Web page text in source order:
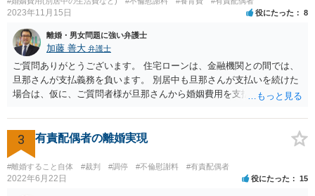
2023年11月15日 役にたった 8
離婚・男女問題に強い弁護士
加藤 善大 弁護士
ご質問ありがとうございます。 住宅ローンは、金融機関との間では、
旦那さんが支払義務を負います。 別居中も旦那さんが支払いを続けた
場合は、仮に、ご質問者様が旦那さんから婚姻費用を支払ってもらう
部の額を引いた額が婚姻費用として支払われることになることが多い
です。 また、離婚をする際の財産分与において考慮されることもあり
ます。 他方、旦那さんが住宅ローンを支払わなくなってしまう場合が
あります。 その場合に、ご質問者様が、その後もご自宅に住み続けた
い場合は、実質的にご質問者様が住宅ローンをお支払になる必要が出
3 有責配偶者の離婚実現
#離婚すること自体 #裁判 #調停 #不倫慰謝料 #有責配偶者
2022年6月22日 役にたった 15